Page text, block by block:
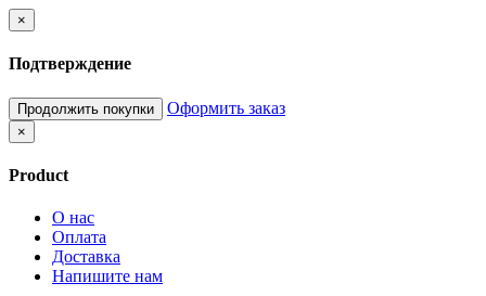
×
Подтверждение
Продолжить покупки Оформить заказ
×
Product
О нас
Оплата
Доставка
Напишите нам